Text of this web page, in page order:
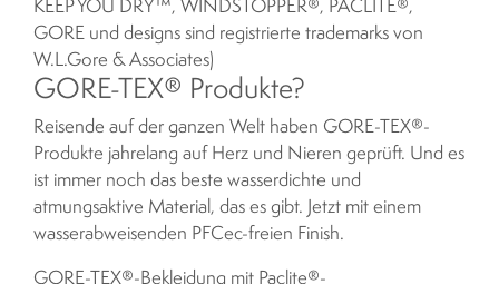
KEEP YOU DRY™, WINDSTOPPER®, PACLITE®,
GORE und designs sind registrierte trademarks von
W.L.Gore & Associates)
GORE-TEX® Produkte?
Reisende auf der ganzen Welt haben GORE-TEX®-
Produkte jahrelang auf Herz und Nieren geprüft. Und es
ist immer noch das beste wasserdichte und
atmungsaktive Material, das es gibt. Jetzt mit einem
wasserabweisenden PFCec-freien Finish.
GORE-TEX®-Bekleidung mit Paclite®-